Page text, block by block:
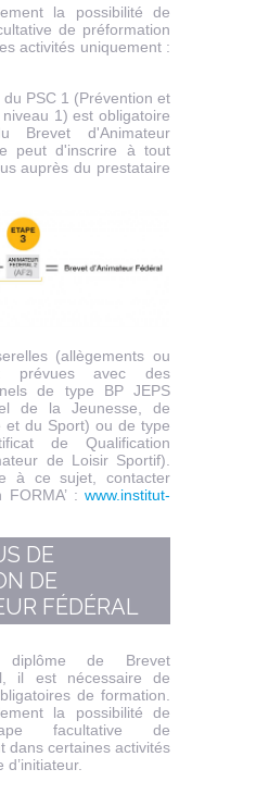
la possibilité de
de préformation
activités uniquement :
PSC 1 (Prévention et
1) est obligatoire
Brevet d'Animateur
peut d'inscrire à tout
auprès du prestataire
(allègements ou
prévues avec des
de type BP JEPS
de la Jeunesse, de
et du Sport) ou de type
de Qualification
de Loisir Sportif).
à ce sujet, contacter
FORMA’ : www.institut-
DE
DE
FÉDÉRAL
de Brevet
il est nécessaire de
de formation.
la possibilité de
facultative de
dans certaines activités